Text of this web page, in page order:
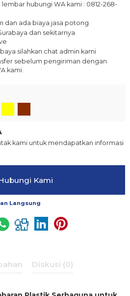
hubungi WA kami : 0812-268-
dan ada biaya jasa potong
dan sekitarnya
silahkan chat admin kami
sebelum pengiriman dengan
kami.
kami untuk mendapatkan informasi
Kami
Langsung
Diskusi (0)